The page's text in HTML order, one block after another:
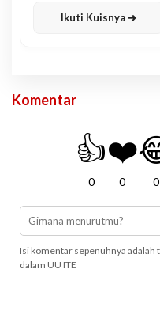
Ikuti Kuisnya ➔
Komentar
👍
0
❤️
0 0
Isi komentar sepenuhnya adalah
dalam UU ITE